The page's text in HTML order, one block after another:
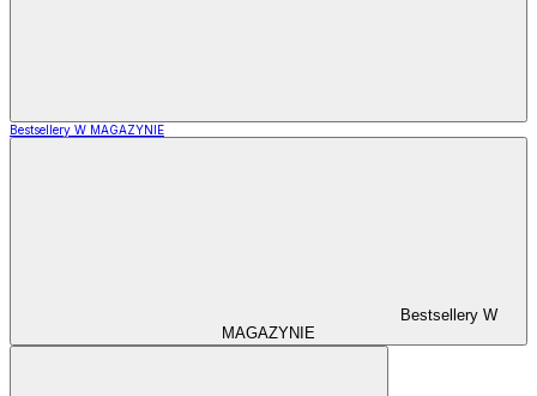
Bestsellery W MAGAZYNIE
Bestsellery W
MAGAZYNIE